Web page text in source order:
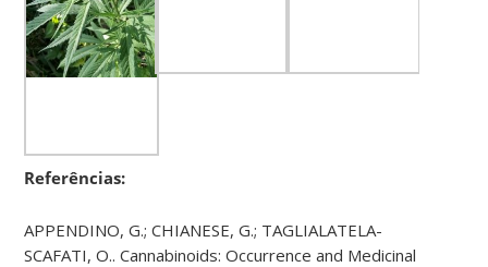
Referências:
APPENDINO, G.; CHIANESE, G.; TAGLIALATELA-
SCAFATI, O.. Cannabinoids: Occurrence and Medicinal